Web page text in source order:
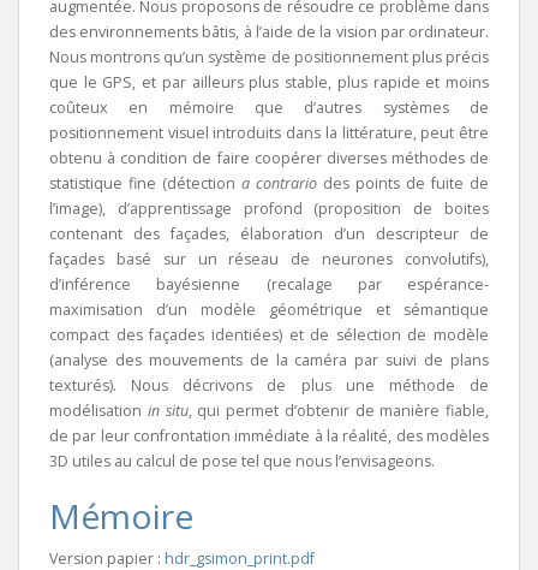
augmentée. Nous proposons de résoudre ce problème dans
des environnements bâtis, à l’aide de la vision par ordinateur.
Nous montrons qu’un système de positionnement plus précis
que le GPS, et par ailleurs plus stable, plus rapide et moins
coûteux en mémoire que d’autres systèmes de
positionnement visuel introduits dans la littérature, peut être
obtenu à condition de faire coopérer diverses méthodes de
statistique fine (détection a contrario des points de fuite de
l’image), d’apprentissage profond (proposition de boites
contenant des façades, élaboration d’un descripteur de
façades basé sur un réseau de neurones convolutifs),
d’inférence bayésienne (recalage par espérance-
maximisation d’un modèle géométrique et sémantique
compact des façades identiées) et de sélection de modèle
(analyse des mouvements de la caméra par suivi de plans
texturés). Nous décrivons de plus une méthode de
modélisation in situ, qui permet d’obtenir de manière fiable,
de par leur confrontation immédiate à la réalité, des modèles
3D utiles au calcul de pose tel que nous l’envisageons.
Mémoire
Version papier : hdr_gsimon_print.pdf